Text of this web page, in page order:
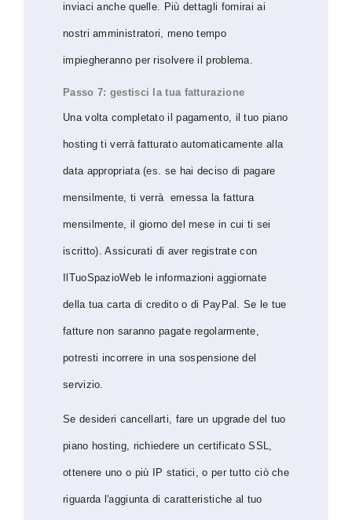
inviaci anche quelle. Più dettagli fornirai ai
nostri amministratori, meno tempo
impiegheranno per risolvere il problema.
Passo 7: gestisci la tua fatturazione
Una volta completato il pagamento, il tuo piano
hosting ti verrà fatturato automaticamente alla
data appropriata (es. se hai deciso di pagare
mensilmente, ti verrà emessa la fattura
mensilmente, il giorno del mese in cui ti sei
iscritto). Assicurati di aver registrate con
IlTuoSpazioWeb le informazioni aggiornate
della tua carta di credito o di PayPal. Se le tue
fatture non saranno pagate regolarmente,
potresti incorrere in una sospensione del
servizio.
Se desideri cancellarti, fare un upgrade del tuo
piano hosting, richiedere un certificato SSL,
ottenere uno o più IP statici, o per tutto ciò che
riguarda l'aggiunta di caratteristiche al tuo